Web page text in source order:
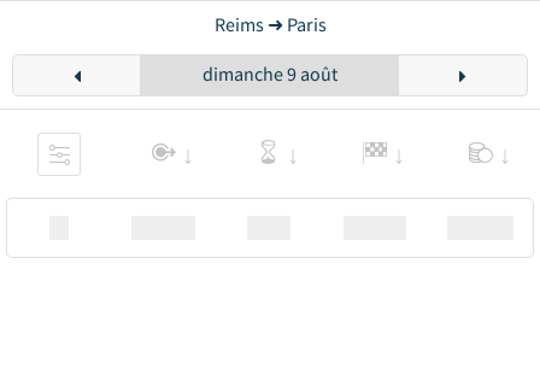
Reims ➜ Paris
dimanche 9 août